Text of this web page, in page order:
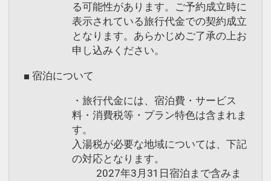
る可能性があります。ご予約成立時に
表示されている旅行代金での契約成立
となります。あらかじめご了承の上お
申し込みください。
■ 宿泊について
・旅行代金には、宿泊費・サービス
料・消費税等・プラン特色は含まれま
す。
入湯税が必要な地域については、下記
の対応となります。
2027年3月31日宿泊まで含みま